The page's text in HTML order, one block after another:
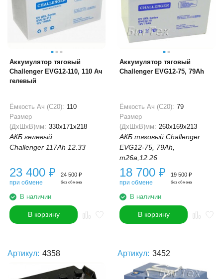
Аккумулятор тяговый
Challenger EVG12-110, 110 Ач
гелевый
Ёмкость Ач (С20): 110
Размер
(ДхШхВ)мм: 330x171x218
АКБ гелевый
Challenger 117Ah 12.33
23 400 ₽
при обмене
24 500 ₽
без обмена
В наличии
В корзину
Аккумулятор тяговый
Challenger EVG12-75, 79Ah
Ёмкость Ач (С20): 79
Размер
(ДхШхВ)мм: 260x169x213
АКБ тяговый Challenger
EVG12-75, 79Ah,
m26a,12.26
18 700 ₽
при обмене
19 500 ₽
без обмена
В наличии
В корзину
Артикул: 4358 Артикул: 3452